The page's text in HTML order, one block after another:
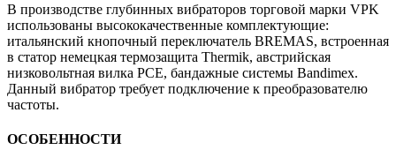
В производстве глубинных вибраторов торговой марки VPK
использованы высококачественные комплектующие:
итальянский кнопочный переключатель BREMAS, встроенная
в статор немецкая термозащита Thermik, австрийская
низковольтная вилка PCE, бандажные системы Bandimex.
Данный вибратор требует подключение к преобразователю
частоты.
ОСОБЕННОСТИ